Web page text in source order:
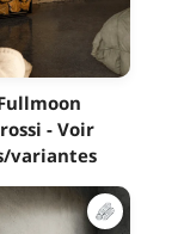
- Voir
variantes